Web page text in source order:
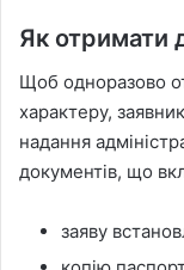
Як отримати
Щоб одноразово
характеру,
надання
документів, що
заяву